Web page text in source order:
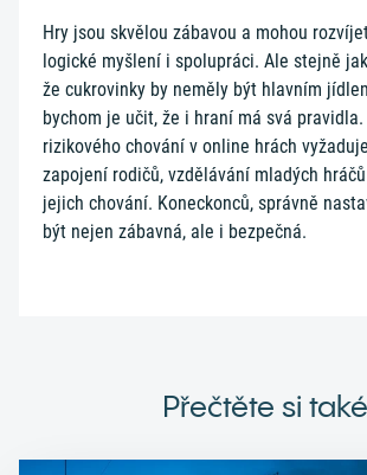
Hry jsou skvělou zábavou a mohou
logické myšlení i spolupráci. Ale stejně
že cukrovinky by neměly být hlavním
bychom je učit, že i hraní má svá pravidla.
rizikového chování v online hrách
zapojení rodičů, vzdělávání mladých
jejich chování. Koneckonců, správně
být nejen zábavná, ale i bezpečná.
Přečtěte si také